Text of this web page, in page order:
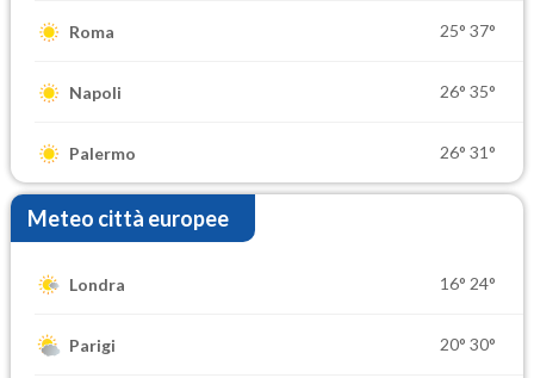
Roma 25° 37°
Napoli 26° 35°
Palermo 26° 31°
Meteo città europee
Londra 16° 24°
Parigi 20° 30°